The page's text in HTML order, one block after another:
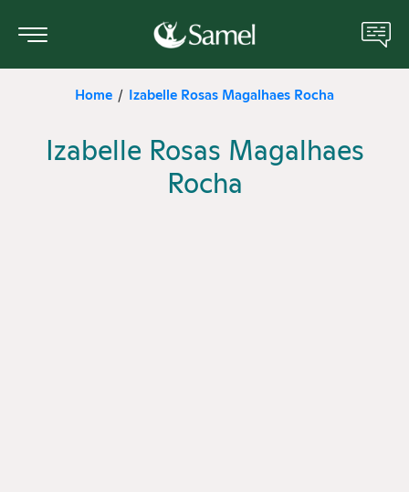
Sobre nós
Portal do Paciente
Home / Izabelle Rosas Magalhaes Rocha
Izabelle Rosas Magalhaes
Rocha